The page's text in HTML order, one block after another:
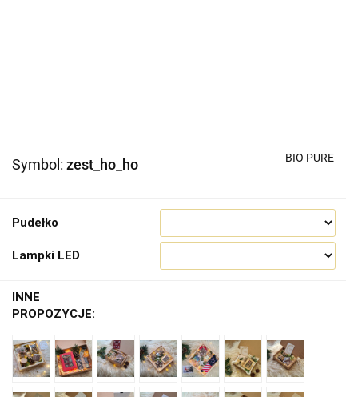
Symbol: zest_ho_ho BIO PURE
Pudełko
Lampki LED
INNE
PROPOZYCJE: